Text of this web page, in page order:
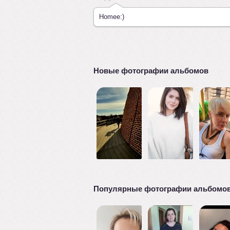
Homee:)
Новые фотографии альбомов
Популярные фотографии